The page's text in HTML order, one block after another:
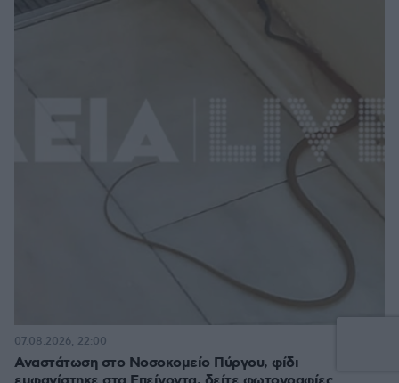
Αναστάτωση στο Νοσοκομείο Πύργου, φίδι
07.08.2026, 22:00